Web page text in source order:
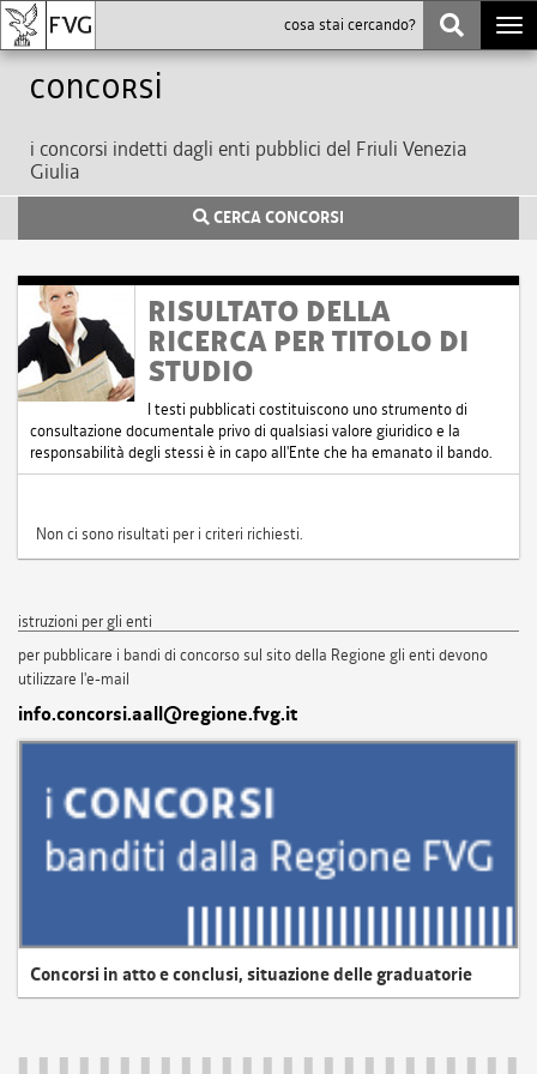
Concorsi
i concorsi indetti dagli enti pubblici del Friuli Venezia
Giulia
CERCA CONCORSI
RISULTATO DELLA
RICERCA PER TITOLO DI
STUDIO
I testi pubblicati costituiscono uno strumento di
consultazione documentale privo di qualsiasi valore giuridico e la
responsabilità degli stessi è in capo all'Ente che ha emanato il bando.
Non ci sono risultati per i criteri richiesti.
istruzioni per gli enti
per pubblicare i bandi di concorso sul sito della Regione gli enti devono
utilizzare l'e-mail
info.concorsi.aall@regione.fvg.it
Concorsi in atto e conclusi, situazione delle graduatorie